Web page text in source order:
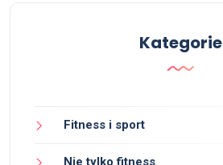
Kategorie
Fitness i sport
Nie tylko fitness